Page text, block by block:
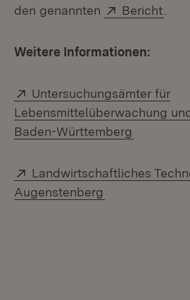
den genannten
Extern:
Bericht
Weitere Informationen:
Extern:
Untersuchungsämter für
Lebensmittelüberwachung
Baden-Württemberg
Extern:
Landwirtschaftliches
Augenstenberg